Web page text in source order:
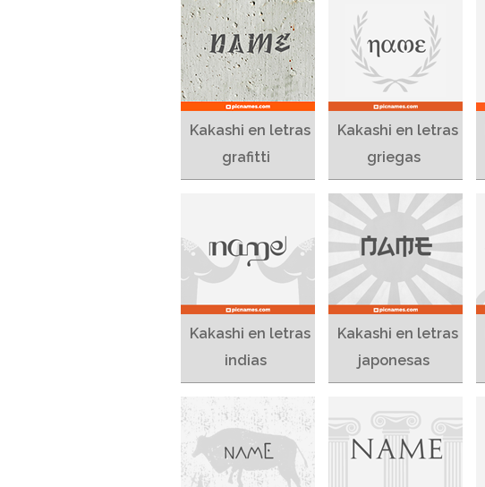
Kakashi en letras
grafitti
Kakashi en letras
griegas
Kakashi en letras
indias
Kakashi en letras
japonesas